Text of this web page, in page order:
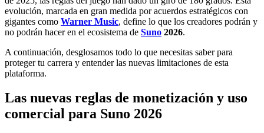
evolución, marcada en gran medida por acuerdos estratégicos con
gigantes como Warner Music, define lo que los creadores podrán y
no podrán hacer en el ecosistema de Suno 2026.
A continuación, desglosamos todo lo que necesitas saber para
proteger tu carrera y entender las nuevas limitaciones de esta
plataforma.
Las nuevas reglas de monetización y uso
comercial para Suno 2026